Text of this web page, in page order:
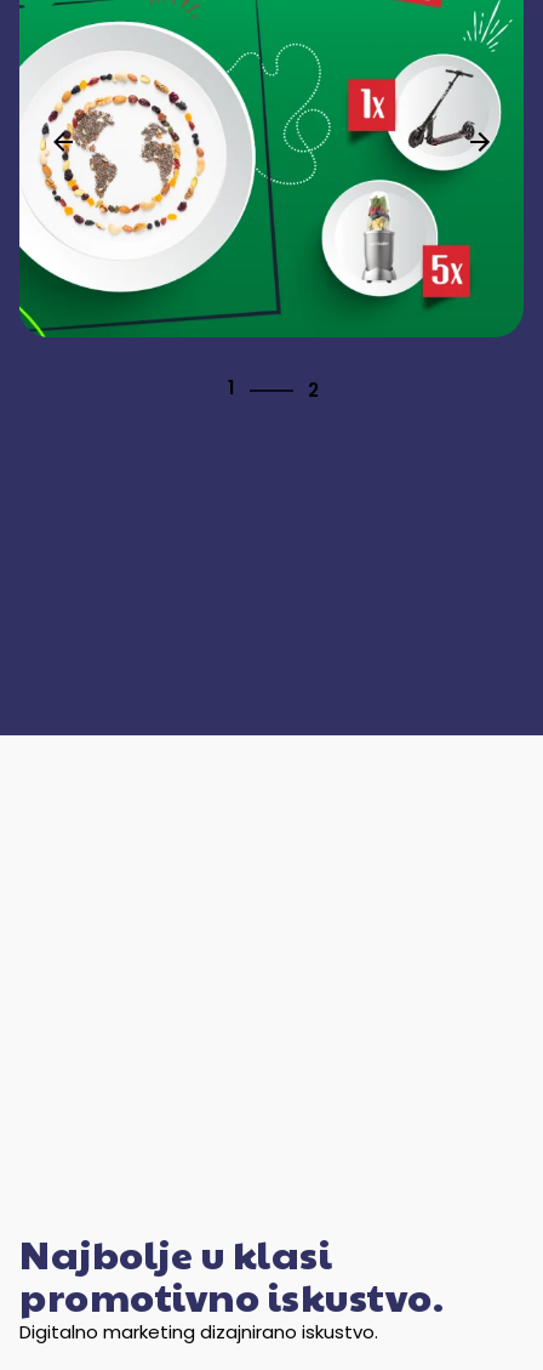
1
2
Najbolje u klasi
promotivno iskustvo.
Digitalno marketing dizajnirano iskustvo.